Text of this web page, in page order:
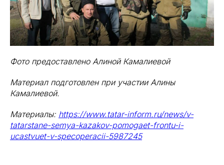
Фото предоставлено Алиной Камалиевой
Материал подготовлен при участии Алины
Камалиевой.
Материалы: https://www.tatar-inform.ru/news/v-
tatarstane-semya-kazakov-pomogaet-frontu-i-
ucastvuet-v-specoperacii-5987245